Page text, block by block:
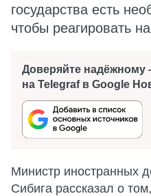
государства есть
чтобы реагировать
Доверяйте
на Telegraf в Google
Министр иностранных
Сибига рассказал о